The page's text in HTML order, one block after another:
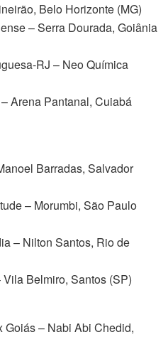
Belo Horizonte (MG)
– Serra Dourada, Goiânia
RJ – Neo Química
Arena Pantanal, Cuiabá
Barradas, Salvador
– Morumbi, São Paulo
– Nilton Santos, Rio de
Belmiro, Santos (SP)
Goiás – Nabi Abi Chedid,